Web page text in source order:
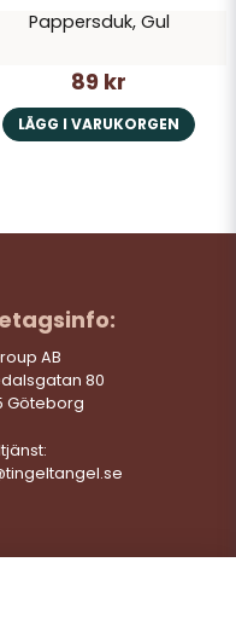
Pappersduk, Gul
89 kr
LÄGG I VARUKORGEN
AB
80
Göteborg